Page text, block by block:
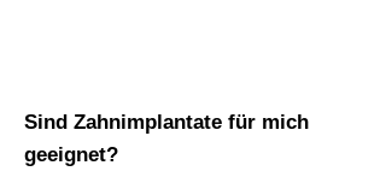
Sind Zahnimplantate für mich
geeignet?